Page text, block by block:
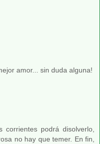
amor... sin duda alguna!
podrá disolverlo,
no hay que temer. En fin,